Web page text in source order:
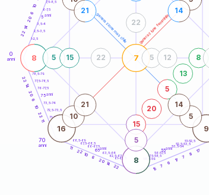
generazione maschile generazione femminile
0
anni
70
anni
1-2,5
2,5-3,5
3,5-4
6-7,5
7,5-8,5
51-52,5
52,5-53,5
53,5-54
56-57,5
57,5-58,5
58,5-59
61-62,5
62,5-63,5
63,5-64
66-67,5
67,5-68,5
68,5-69
71-72,5
72,5-73,5
73,5-74
76-77,5
77,5-78,5
78,5-79
22
14
20
6
10
17
8
7
17
6
7
15
22
14
20
6
10
22
11
11
22
10
6
20
14
22
8
8
7
16 9
15
20
5
13
8
5
5
15 5 12
22
22
21 14
10
21
5
14
5 anni
55anni
65anni
75anni